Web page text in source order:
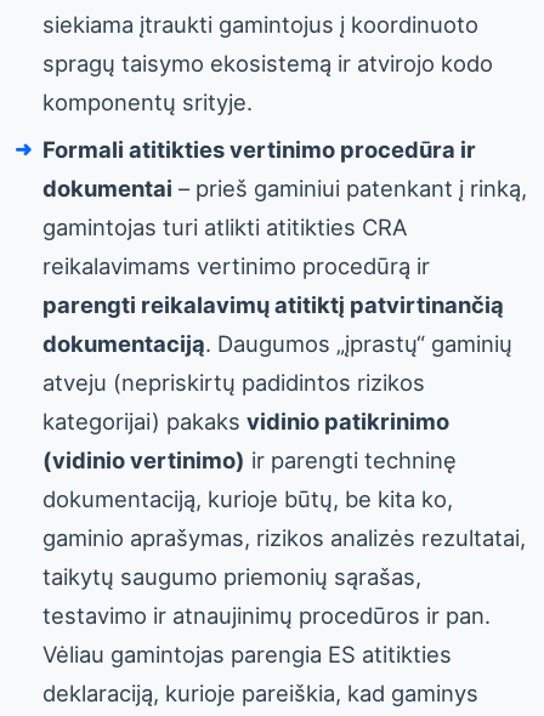
siekiama įtraukti gamintojus į koordinuoto
spragų taisymo ekosistemą ir atvirojo kodo
komponentų srityje.
Formali atitikties vertinimo procedūra ir
dokumentai – prieš gaminiui patenkant į rinką,
gamintojas turi atlikti atitikties CRA
reikalavimams vertinimo procedūrą ir
parengti reikalavimų atitiktį patvirtinančią
dokumentaciją. Daugumos „įprastų“ gaminių
atveju (nepriskirtų padidintos rizikos
kategorijai) pakaksvidinio patikrinimo
(vidinio vertinimo) ir parengti techninę
dokumentaciją, kurioje būtų, be kita ko,
gaminio aprašymas, rizikos analizės rezultatai,
taikytų saugumo priemonių sąrašas,
testavimo ir atnaujinimų procedūros ir pan.
Vėliau gamintojas parengia ES atitikties
deklaraciją, kurioje pareiškia, kad gaminys